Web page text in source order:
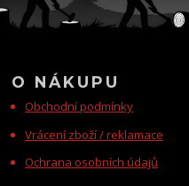
O NÁKUPU
Obchodní podmínky
Vrácení zboží / reklamace
Ochrana osobních údajů